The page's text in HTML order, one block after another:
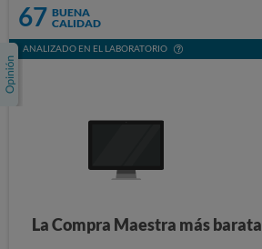
67 BUENA
CALIDAD
ANALIZADO EN EL LABORATORIO
La Compra Maestra más barata